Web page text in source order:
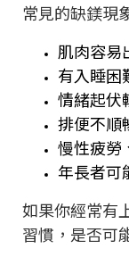
常見的缺鎂現
肌肉容易
有入睡困
情緒起伏
排便不順
慢性疲勞
年長者可
如果你經常有
習慣，是否可